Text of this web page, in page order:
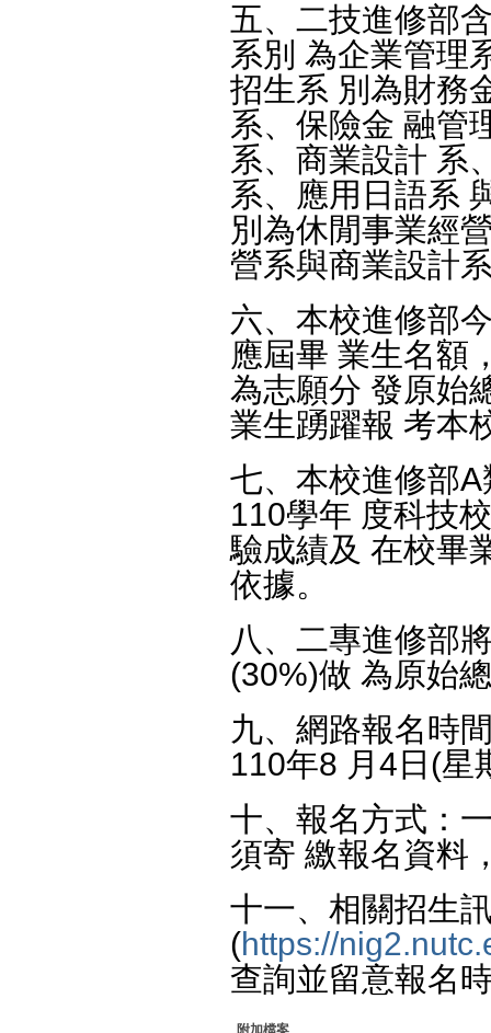
五、二技進修部
系別 為企業管理
招生系 別為財務
系、保險金 融管
系、商業設計 系
系、應用日語系
別為休閒事業經
營系與商業設計
六、本校進修部
應屆畢 業生名額
為志願分 發原始
業生踴躍報 考本
七、本校進修部
110學年 度科技
驗成績及 在校畢
依據。
八、二專進修部
(30%)做 為原始
九、網路報名時
110年8 月4日(星
十、報名方式：
須寄 繳報名資料
十一、相關招生
(https://
查詢並留意報名
附加檔案